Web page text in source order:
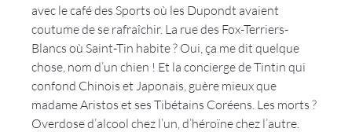
avec le café des Sports où les Dupondt avaient
coutume de se rafraîchir. La rue des Fox-Terriers-
Blancs où Saint-Tin habite ? Oui, ça me dit quelque
chose, nom d’un chien ! Et la concierge de Tintin qui
confond Chinois et Japonais, guère mieux que
madame Aristos et ses Tibétains Coréens. Les morts ?
Overdose d’alcool chez l’un, d’héroïne chez l’autre.